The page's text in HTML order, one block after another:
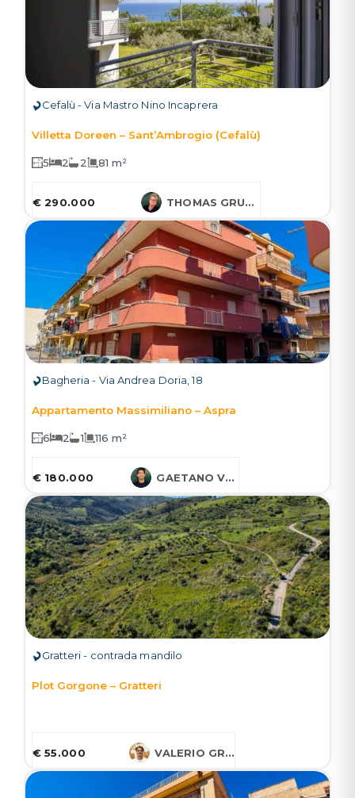
Cefalù - Via Mastro Nino Incaprera
Villetta Doreen – Sant’Ambrogio (Cefalù)
5 2 2 81 m²
€ 290.000 THOMAS GRUESSNER
Bagheria - Via Andrea Doria, 18
Appartamento Massimiliano – Aspra
6 2 1 116 m²
€ 180.000 GAETANO VARCASIA
Gratteri - contrada mandilo
Plot Gorgone – Gratteri
€ 55.000 VALERIO GRUESSNER